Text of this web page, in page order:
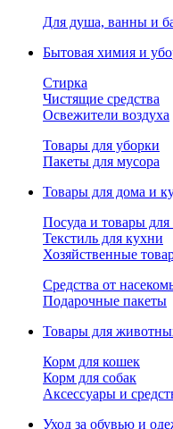
Для душа, ванны и
Бытовая химия и
Стирка
Чистящие средства
Освежители воздуха
Товары для уборки
Пакеты для мусора
Товары для дома и
Посуда и товары
Текстиль для кухни
Хозяйственные
Средства от
Подарочные пакеты
Товары для
Корм для кошек
Корм для собак
Аксессуары и
Уход за обувью и